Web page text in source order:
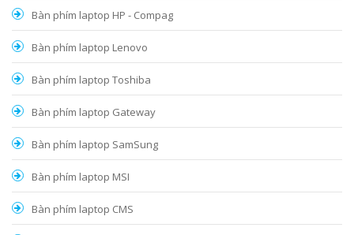
Bàn phím laptop HP - Compag
Bàn phím laptop Lenovo
Bàn phím laptop Toshiba
Bàn phím laptop Gateway
Bàn phím laptop SamSung
Bàn phím laptop MSI
Bàn phím laptop CMS